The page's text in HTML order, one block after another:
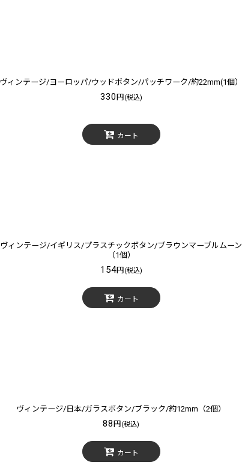
ヴィンテージ/ヨーロッパ/ウッドボタン/パッチワーク/約22mm(1個）
330 円 (税込)
カート
ヴィンテージ/イギリス/プラスチックボタン/ブラウンマーブルムーン
（1個）
154円 (税込)
カート
ヴィンテージ/日本/ガラスボタン/ブラック/約12mm（2個）
88円 (税込)
カート